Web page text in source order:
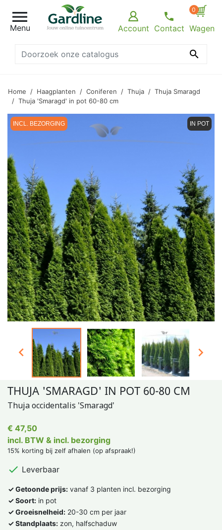

Menu Account Contact
0
Wagen

Home Haagplanten Coniferen Thuja
Thuja Smaragd
Thuja 'Smaragd' in pot 60-80 cm
INCL. BEZORGING IN POT
 
THUJA 'SMARAGD' IN POT 60-80 CM
Thuja occidentalis 'Smaragd'
€ 47,50
incl. BTW & incl. bezorging
15% korting bij zelf afhalen (op afspraak!)
 Leverbaar
✓ Getoonde prijs: vanaf 3 planten incl. bezorging
✓ Soort: in pot
✓ Groeisnelheid: 20-30 cm per jaar
✓ Standplaats: zon, halfschaduw